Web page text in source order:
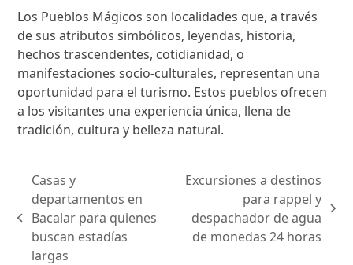
Los Pueblos Mágicos son localidades que, a través
de sus atributos simbólicos, leyendas, historia,
hechos trascendentes, cotidianidad, o
manifestaciones socio-culturales, representan una
oportunidad para el turismo. Estos pueblos ofrecen
a los visitantes una experiencia única, llena de
tradición, cultura y belleza natural.
previous
post:
Casas y
departamentos en
Bacalar para quienes
buscan estadías
largas
next
post:
Excursiones a destinos
para rappel y
despachador de agua
de monedas 24 horas